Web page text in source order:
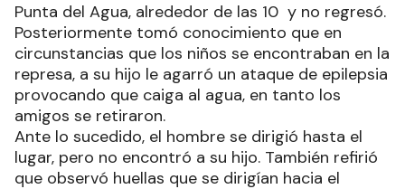
Punta del Agua, alrededor de las 10 y no regresó.
Posteriormente tomó conocimiento que en
circunstancias que los niños se encontraban en la
represa, a su hijo le agarró un ataque de epilepsia
provocando que caiga al agua, en tanto los
amigos se retiraron.
Ante lo sucedido, el hombre se dirigió hasta el
lugar, pero no encontró a su hijo. También refirió
que observó huellas que se dirigían hacia el